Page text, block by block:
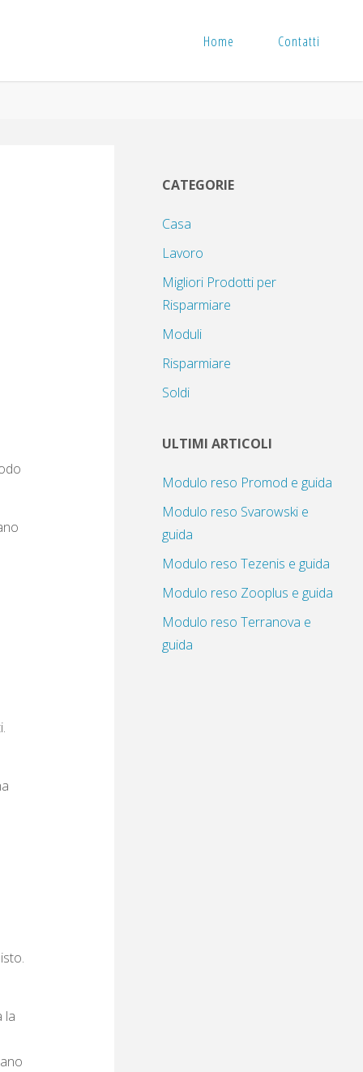
Home Contatti
la
CATEGORIE
Casa
Lavoro
Migliori Prodotti per
Risparmiare
Moduli
Risparmiare
Soldi
ULTIMI ARTICOLI
Modulo reso Promod e guida
Modulo reso Svarowski e
guida
Modulo reso Tezenis e guida
Modulo reso Zooplus e guida
Modulo reso Terranova e
guida